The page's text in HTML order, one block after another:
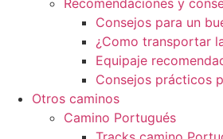
Recomendaciones y
Consejos para un
¿Como transportar
Equipaje
Consejos prácticos
Otros caminos
Camino Portugués